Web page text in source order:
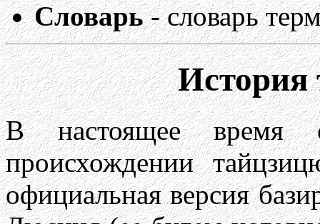
Словарь- словарь
История
В настоящее время
происхождении
официальная версия